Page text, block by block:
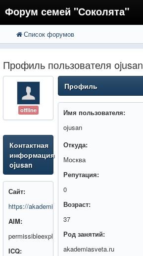
Форум семей "Соколята"
FAQ
Регистрация
Вход
Список форумов
Профиль пользователя ojusan
offline
Контактная
информация
ojusan
Сайт:
https://akademiasveta.ru/
AIM:
permissibleexpl
ICQ:
Профиль
Имя пользователя:
ojusan
Откуда:
Москва
Репутация:
0
Возраст:
37
Род занятий:
akademiasveta.ru